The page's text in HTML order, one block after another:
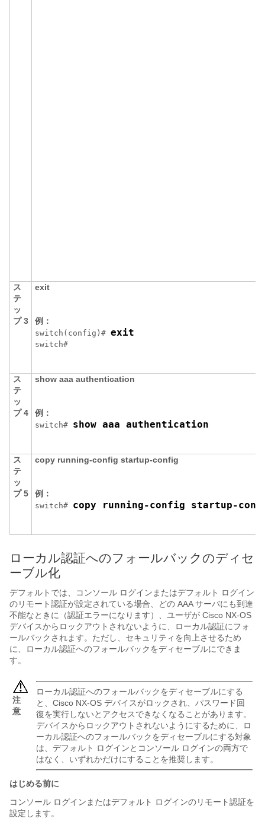
ス
テ
ッ
プ 3
exit
例：
switch(config)# exit
switch#
ス
テ
ッ
プ 4
show aaa authentication
例：
switch# show aaa authentication
ス
テ
ッ
プ 5
copy running-config startup-config
例：
switch# copy running-config startup-
ローカル認証へのフォールバックのディセ
ーブル化
デフォルトでは、コンソール ログインまたはデフォルト ログイン
のリモート認証が設定されている場合、どの AAA サーバにも到達
不能なときに（認証エラーになります）、ユーザが Cisco NX-OS
デバイスからロックアウトされないように、ローカル認証にフォ
ールバックされます。ただし、セキュリティを向上させるため
に、ローカル認証へのフォールバックをディセーブルにできま
す。
注
意
ローカル認証へのフォールバックをディセーブルにする
と、 Cisco NX-OS デバイスがロックされ、パスワード回
復を実行しないとアクセスできなくなることがあります。
デバイスからロックアウトされないようにするために、ロ
ーカル認証へのフォールバックをディセーブルにする対象
は、デフォルト ログインとコンソール ログインの両方で
はなく、いずれかだけにすることを推奨します。
はじめる前に
コンソール ログインまたはデフォルト ログインのリモート認証を
設定します。